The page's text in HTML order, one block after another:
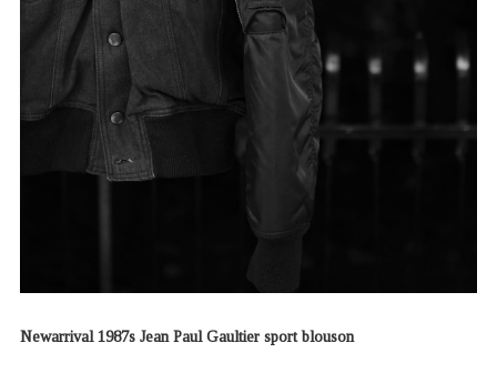
Newarrival 1987s Jean Paul Gaultier sport blouson